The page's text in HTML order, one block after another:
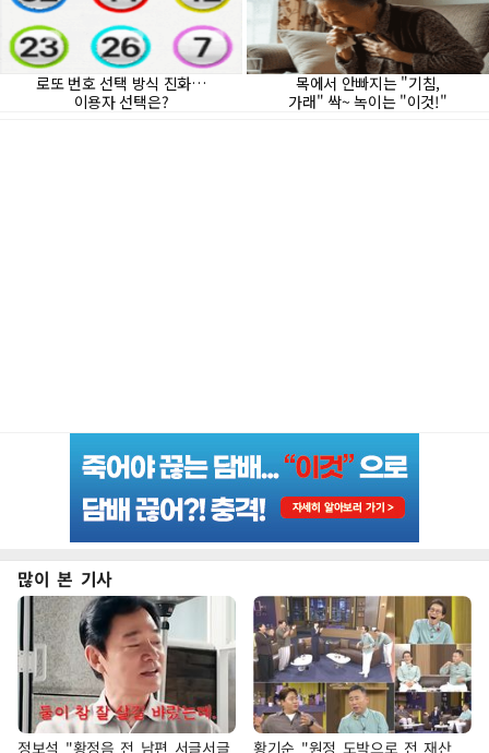
많이 본 기사
정보석 "황정음 전 남편 서글서글 황기순 "원정 도박으로 전 재산